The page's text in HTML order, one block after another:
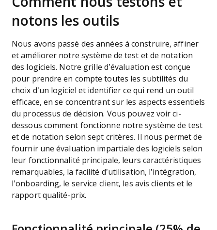
notons les outils
Nous avons passé des années à construire, affiner
et améliorer notre système de test et de notation
des logiciels. Notre grille d’évaluation est conçue
pour prendre en compte toutes les subtilités du
choix d’un logiciel et identifier ce qui rend un outil
efficace, en se concentrant sur les aspects essentiels
du processus de décision. Vous pouvez voir ci-
dessous comment fonctionne notre système de test
et de notation selon sept critères. Il nous permet de
fournir une évaluation impartiale des logiciels selon
leur fonctionnalité principale, leurs caractéristiques
remarquables, la facilité d’utilisation, l’intégration,
l’onboarding, le service client, les avis clients et le
rapport qualité-prix.